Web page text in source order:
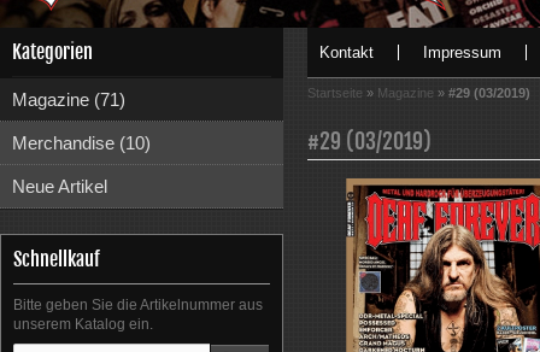
Kategorien
Magazine (71)
Merchandise (10)
Neue Artikel
Schnellkauf
Bitte geben Sie die Artikelnummer aus
unserem Katalog ein.
Kontakt Impressum
Startseite » Magazine » #29 (03/2019)
#29 (03/2019)